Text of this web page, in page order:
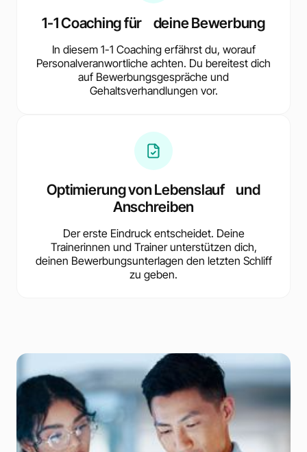
1-1 Coaching für deine Bewerbung
In diesem 1-1 Coaching erfährst du, worauf
Personalveranwortliche achten. Du bereitest dich
auf Bewerbungsgespräche und
Gehaltsverhandlungen vor.
Optimierung von Lebenslauf und
Anschreiben
Der erste Eindruck entscheidet. Deine
Trainerinnen und Trainer unterstützen dich,
deinen Bewerbungsunterlagen den letzten Schliff
zu geben.